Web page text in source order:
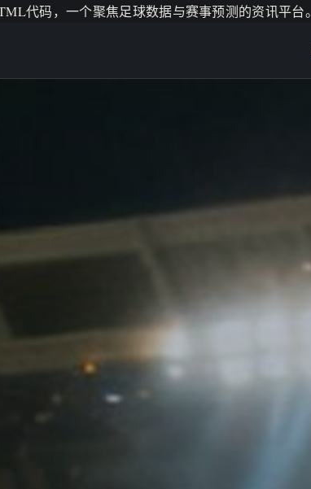
代码，一个聚焦足球数据与赛事预测的资讯平台。